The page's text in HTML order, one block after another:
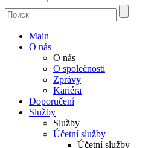
Main
O nás
O nás
O společnosti
Zprávy
Kariéra
Doporučení
Služby
Služby
Účetní služby
Účetní služby